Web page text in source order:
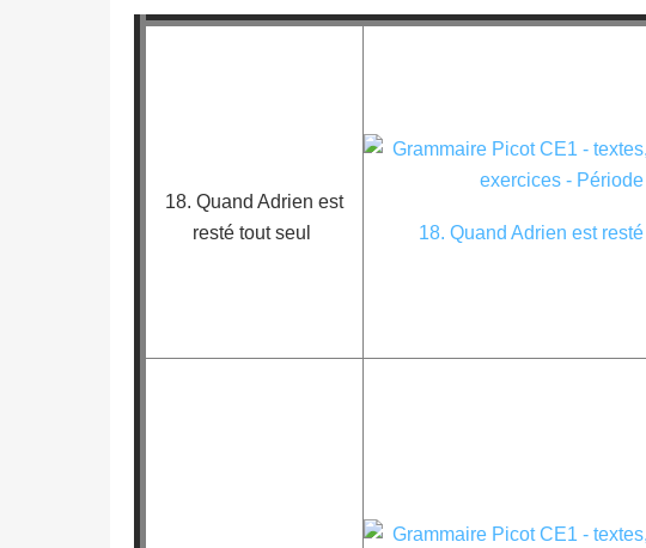
18. Quand Adrien est
resté tout seul
18. Quand Adrien est resté